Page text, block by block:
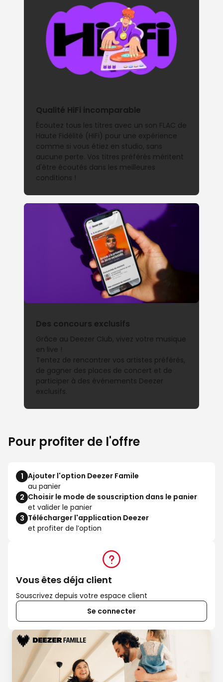
Qualité HiFi incomparable
Écoutez tous les titres avec un son FLAC de
Haute Fidélité (HiFi) pour une expérience
comme si vous étiez en studio, sans
aucune perte. Vos titres préférés méritent
d'être écoutés dans les meilleures
conditions !
Des concours exclusifs
Grâce au Deezer Club, vivez votre musique
en live !
Tentez de rencontrer vos artistes préférés,
de gagner des places de concert et de
participer à des événements Deezer
exclusifs.
Pour profiter de l'offre
1 Ajouter l'option Deezer Famile
au panier
2 Choisir le mode de souscription dans le panier
et valider le panier
3 Télécharger l'application Deezer
et profiter de l’option
Vous êtes déja client
Souscrivez depuis votre espace client
Se connecter